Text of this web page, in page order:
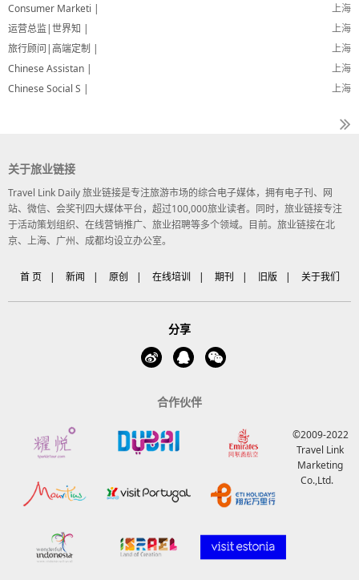
上海
Consumer Marketi |
上海
运营总监|世界知 |
上海
旅行顾问|高端定制 |
上海
Chinese Assistan |
上海
Chinese Social S |
关于旅业链接
Travel Link Daily 旅业链接是专注旅游市场的综合电子媒体，拥有电子刊、网
站、微信、会奖刊四大媒体平台，超过100,000旅业读者。同时，旅业链接专注
于活动策划组织、在线营销推广、旅业招聘等多个领域。目前。旅业链接在北
京、上海、广州、成都均设立办公室。
首 页 | 新闻 | 原创 | 在线培训 | 期刊 | 旧版 | 关于我们
分享
合作伙伴
©2009-2022
Travel Link
Marketing
Co.,Ltd.